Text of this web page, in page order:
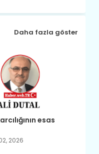
Daha fazla göster
esas
2026